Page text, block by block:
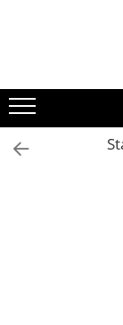
Complexe de Joacă
WOOD
Complexe
Aparate